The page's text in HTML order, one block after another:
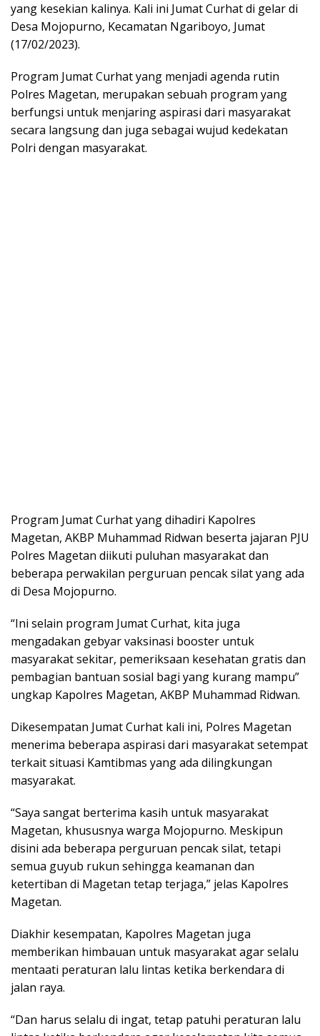
yang kesekian kalinya. Kali ini Jumat Curhat di gelar di
Desa Mojopurno, Kecamatan Ngariboyo, Jumat
(17/02/2023).
Program Jumat Curhat yang menjadi agenda rutin
Polres Magetan, merupakan sebuah program yang
berfungsi untuk menjaring aspirasi dari masyarakat
secara langsung dan juga sebagai wujud kedekatan
Polri dengan masyarakat.
Program Jumat Curhat yang dihadiri Kapolres
Magetan, AKBP Muhammad Ridwan beserta jajaran PJU
Polres Magetan diikuti puluhan masyarakat dan
beberapa perwakilan perguruan pencak silat yang ada
di Desa Mojopurno.
“Ini selain program Jumat Curhat, kita juga
mengadakan gebyar vaksinasi booster untuk
masyarakat sekitar, pemeriksaan kesehatan gratis dan
pembagian bantuan sosial bagi yang kurang mampu”
ungkap Kapolres Magetan, AKBP Muhammad Ridwan.
Dikesempatan Jumat Curhat kali ini, Polres Magetan
menerima beberapa aspirasi dari masyarakat setempat
terkait situasi Kamtibmas yang ada dilingkungan
masyarakat.
“Saya sangat berterima kasih untuk masyarakat
Magetan, khususnya warga Mojopurno. Meskipun
disini ada beberapa perguruan pencak silat, tetapi
semua guyub rukun sehingga keamanan dan
ketertiban di Magetan tetap terjaga,” jelas Kapolres
Magetan.
Diakhir kesempatan, Kapolres Magetan juga
memberikan himbauan untuk masyarakat agar selalu
mentaati peraturan lalu lintas ketika berkendara di
jalan raya.
“Dan harus selalu di ingat, tetap patuhi peraturan lalu